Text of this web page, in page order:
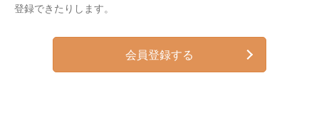
登録できたりします。
会員登録する